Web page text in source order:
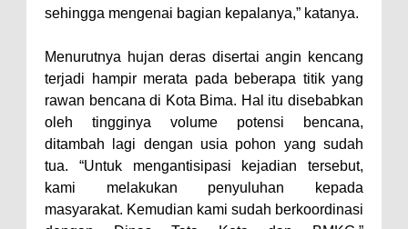
NTB
dan Penguatan Kolaborasi
Wali Kota Bima Hadiri Rakornas
Kelautan dan Perikanan
Pemkot Jawab Pandangan
Umum Fraksi DPRD terhadap
Raperda Pertanggungjawaban
sehingga mengenai bagian kepalanya,” katanya.
Menurutnya hujan deras disertai angin kencang
terjadi hampir merata pada beberapa titik yang
rawan bencana di Kota Bima. Hal itu disebabkan
oleh tingginya volume potensi bencana,
ditambah lagi dengan usia pohon yang sudah
tua. “Untuk mengantisipasi kejadian tersebut,
kami melakukan penyuluhan kepada
masyarakat. Kemudian kami sudah berkoordinasi